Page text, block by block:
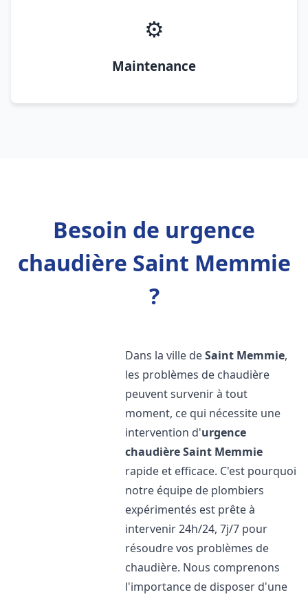
⚙️
Maintenance
Besoin de urgence
chaudière Saint Memmie
?
Dans la ville deSaint Memmie,
les problèmes de chaudière
peuvent survenir à tout
moment, ce qui nécessite une
intervention d'urgence
chaudièreSaint Memmie
rapide et efficace. C'est pourquoi
notre équipe de plombiers
expérimentés est prête à
intervenir 24h/24, 7j/7 pour
résoudre vos problèmes de
chaudière. Nous comprenons
l'importance de disposer d'une